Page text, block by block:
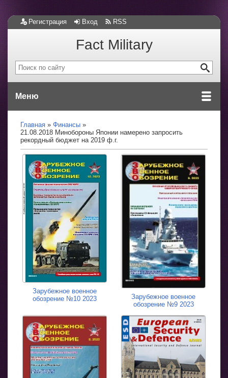
Регистрация Вход RSS
Fact Military
Меню
Главная
Финансы
21.08.2018 Минобороны Японии намерено запросить
рекордный бюджет на 2019 ф.г.
Зарубежное военное
обозрение №10 2023
Зарубежное военное
обозрение №9 2023